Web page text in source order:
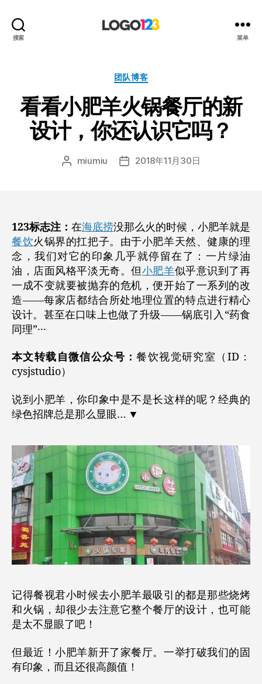
搜索
设
计
博
客
菜单
分
团队博客
看看小肥羊火锅餐厅的新
设计，你还认识它吗？
文 miumiu
发 2018年11月30日
123标志注： 在海底捞没那么火的时候，小肥羊就是
餐饮火锅界的扛把子。由于小肥羊天然、健康的理
念，我们对它的印象几乎就停留在了：一片绿油
油，店面风格平淡无奇。但小肥羊似乎意识到了再
一成不变就要被抛弃的危机，便开始了一系列的改
造——每家店都结合所处地理位置的特点进行精心
设计。甚至在口味上也做了升级——锅底引入“药食
同理”···
本文转载自微信公众号：餐饮视觉研究室（ID：
cysjstudio）
说到小肥羊，你印象中是不是长这样的呢？经典的
绿色招牌总是那么显眼… ▼
记得餐视君小时候去小肥羊最吸引的都是那些烧烤
和火锅，却很少去注意它整个餐厅的设计，也可能
是太不显眼了吧！
但最近！小肥羊新开了家餐厅。一举打破我们的固
有印象，而且还很高颜值！